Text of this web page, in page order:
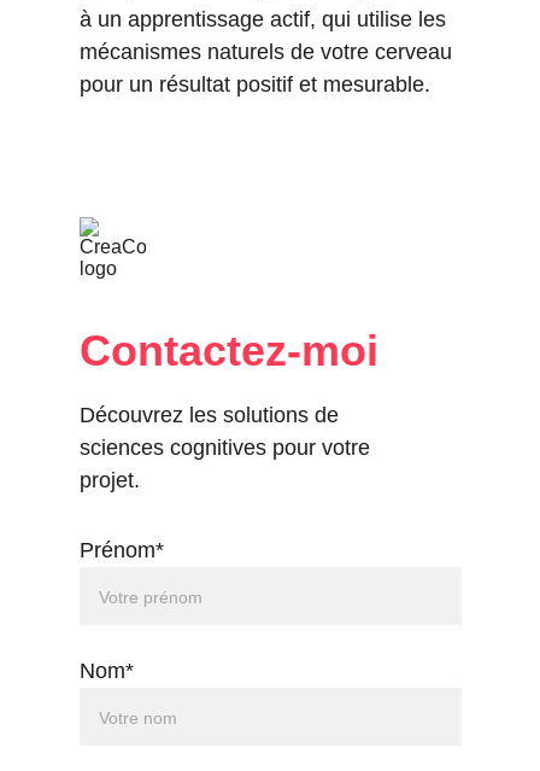
à un apprentissage actif, qui utilise les
mécanismes naturels de votre cerveau
pour un résultat positif et mesurable.
Contactez-moi
Découvrez les solutions de
sciences cognitives pour votre
projet.
Prénom*
Nom*